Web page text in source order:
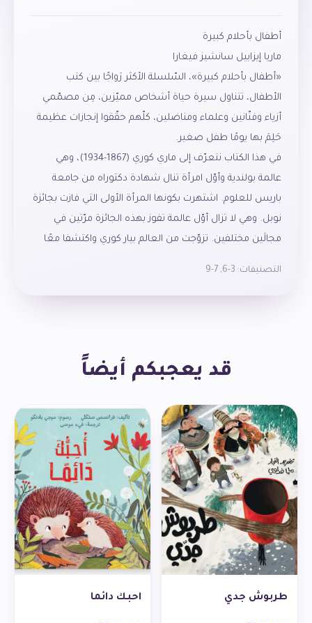
أطفال بأحلام كبيرة
ماريا إيزابيل سانشيز فيغارا
«أطفال بأحلام كبيرة»، السّلسلة الأكثر رَواجًا بين كتب
الأطفال، تتناول سيرة حياة أشخاص مميّزين، مِن مصمّمي
أزياء وفنّانين وعلماء ومناضلين، كلّهم حقّقوا إنجازات عظيمة
حَلِمَ بها يومًا طفل صغير.
في هذا الكتاب نتعرّف إلى ماري كوري (1867-1934)، وهي
عالمة بولندية وأوّل امرأة تنال شهادة دكتوراه من جامعة
باريس للعلوم. اشتهرت بكونها المرأة الأولى التي فازت بجائزة
نوبل. وهي لا تزال أوّل عالمة تفوز بهذه الجائزة مرّتين في
مجالَين مختلفين. تزوّجت من العالم بيار كوري واكتشفا معًا
التصنيفات: 3-6
,
7-9
قد يعجبكم أيضاً
طربوش جدي احبك دائما